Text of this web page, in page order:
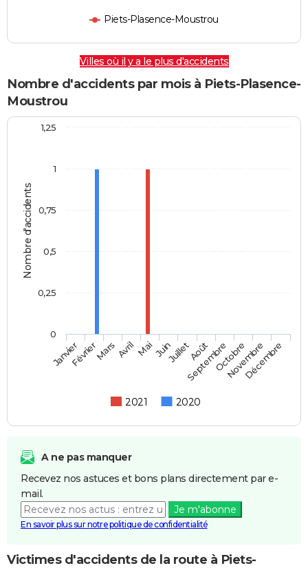
Piets-Plasence-Moustrou
Villes où il y a le plus d'accidents
Nombre d'accidents par mois à Piets-Plasence-
Moustrou
Nombre d'accidents
2021 2020
JanvierFévrierMars AvrilMaiJuinJuilletAoût
SeptembreOctobre
Novembre
Décembre
0
1
0,25
0,5
0,75
1,25
A ne pas manquer
Recevez nos astuces et bons plans directement par e-
mail.
Je m'abonne
En savoir plus sur notre politique de confidentialité
Victimes d'accidents de la route à Piets-